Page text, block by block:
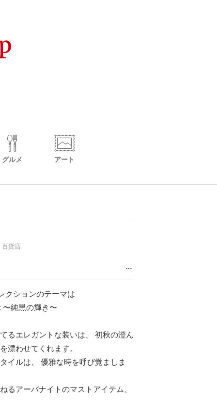
グルメ アート
百貨店
…
クションのテーマは
純黒の輝き〜
るエレガントな装いは、 ​初秋の澄ん
漂わせてくれます。​
イルは、 優雅な時を​呼び覚ましま
るアーバナイトのマストアイテム、